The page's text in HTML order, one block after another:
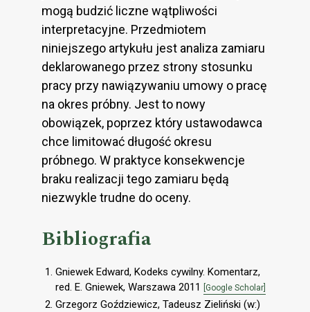
mogą budzić liczne wątpliwości
interpretacyjne. Przedmiotem
niniejszego artykułu jest analiza zamiaru
deklarowanego przez strony stosunku
pracy przy nawiązywaniu umowy o pracę
na okres próbny. Jest to nowy
obowiązek, poprzez który ustawodawca
chce limitować długość okresu
próbnego. W praktyce konsekwencje
braku realizacji tego zamiaru będą
niezwykle trudne do oceny.
Bibliografia
Gniewek Edward, Kodeks cywilny. Komentarz,
red. E. Gniewek, Warszawa 2011
[Google Scholar]
Grzegorz Goździewicz, Tadeusz Zieliński (w:)